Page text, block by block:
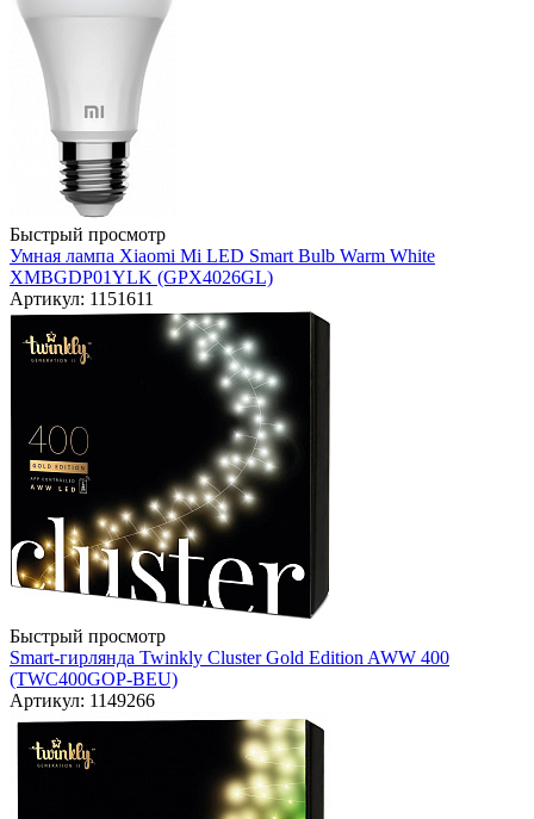
Быстрый просмотр
Умная лампа Xiaomi Mi LED Smart Bulb Warm White
XMBGDP01YLK (GPX4026GL)
Артикул: 1151611
Быстрый просмотр
Smart-гирлянда Twinkly Cluster Gold Edition AWW 400
(TWC400GOP-BEU)
Артикул: 1149266